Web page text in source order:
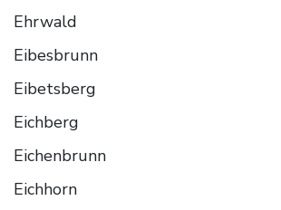
Ehrwald
Eibesbrunn
Eibetsberg
Eichberg
Eichenbrunn
Eichhorn